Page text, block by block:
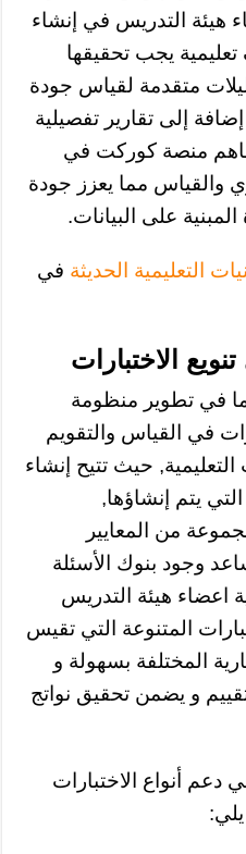
هيئة التدريس في إنشاء
يجب تحقيقها
متقدمة لقياس جودة
إلى تقارير تفصيلية
منصة كوركت في
والقياس مما يعزز جودة
على البيانات.
التعليمية الحديثة في
الاختبارات
في تطوير منظومة
في القياس والتقويم
حيث تتيح إنشاء
يتم إنشاؤها,
من المعايير
وجود بنوك الأسئلة
اعضاء هيئة التدريس
المتنوعة التي تقيس
المختلفة بسهولة و
و يضمن تحقيق نواتج
دعم أنواع الاختبارات